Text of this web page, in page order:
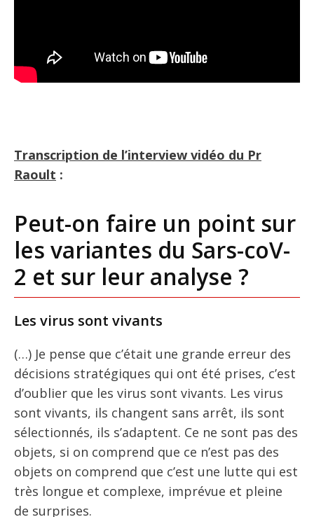
Transcription de l’interview vidéo du Pr
Raoult :
Peut-on faire un point sur
les variantes du Sars-coV-
2 et sur leur analyse ?
Les virus sont vivants
(…) Je pense que c’était une grande erreur des
décisions stratégiques qui ont été prises, c’est
d’oublier que les virus sont vivants. Les virus
sont vivants, ils changent sans arrêt, ils sont
sélectionnés, ils s’adaptent. Ce ne sont pas des
objets, si on comprend que ce n’est pas des
objets on comprend que c’est une lutte qui est
très longue et complexe, imprévue et pleine
de surprises.